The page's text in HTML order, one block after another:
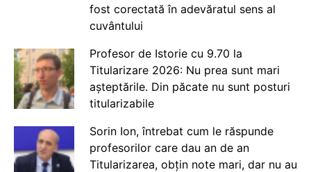
fost corectată în adevăratul sens al
cuvântului
Profesor de Istorie cu 9.70 la
Titularizare 2026: Nu prea sunt mari
așteptările. Din păcate nu sunt posturi
titularizabile
Sorin Ion, întrebat cum le răspunde
profesorilor care dau an de an
Titularizarea, obțin note mari, dar nu au